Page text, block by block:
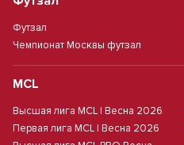
Футзал
Чемпионат Москвы футзал
MCL
Высшая лига MCL | Весна 2026
Первая лига MCL | Весна 2026